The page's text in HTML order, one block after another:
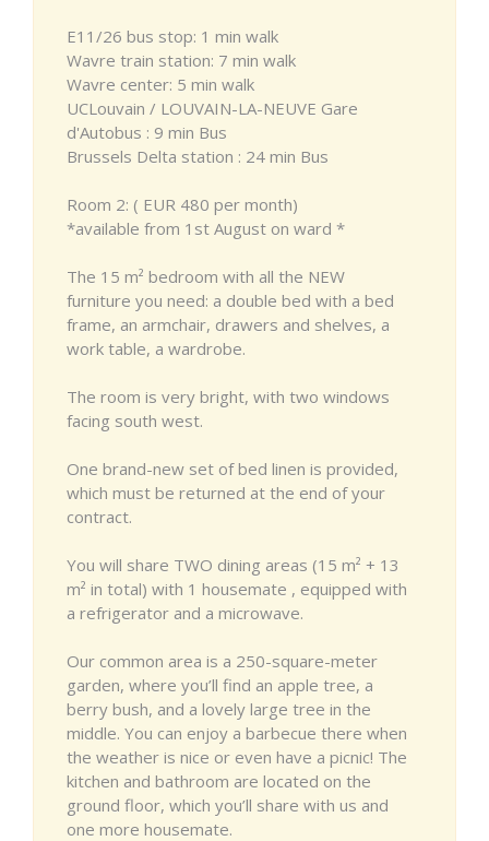
E11/26 bus stop: 1 min walk
Wavre train station: 7 min walk
Wavre center: 5 min walk
UCLouvain / LOUVAIN-LA-NEUVE Gare
d'Autobus : 9 min Bus
Brussels Delta station : 24 min Bus
Room 2: ( EUR 480 per month)
*available from 1st August on ward *
The 15 m² bedroom with all the NEW
furniture you need: a double bed with a bed
frame, an armchair, drawers and shelves, a
work table, a wardrobe.
The room is very bright, with two windows
facing south west.
One brand-new set of bed linen is provided,
which must be returned at the end of your
contract.
You will share TWO dining areas (15 m² + 13
m² in total) with 1 housemate , equipped with
a refrigerator and a microwave.
Our common area is a 250-square-meter
garden, where you’ll find an apple tree, a
berry bush, and a lovely large tree in the
middle. You can enjoy a barbecue there when
the weather is nice or even have a picnic! The
kitchen and bathroom are located on the
ground floor, which you’ll share with us and
one more housemate.